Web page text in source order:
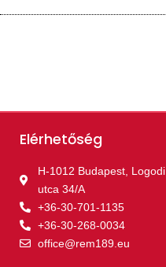
Elérhetőség
H-1012 Budapest, Logodi
utca 34/A
+36-30-701-1135
+36-30-268-0034
office@rem189.eu